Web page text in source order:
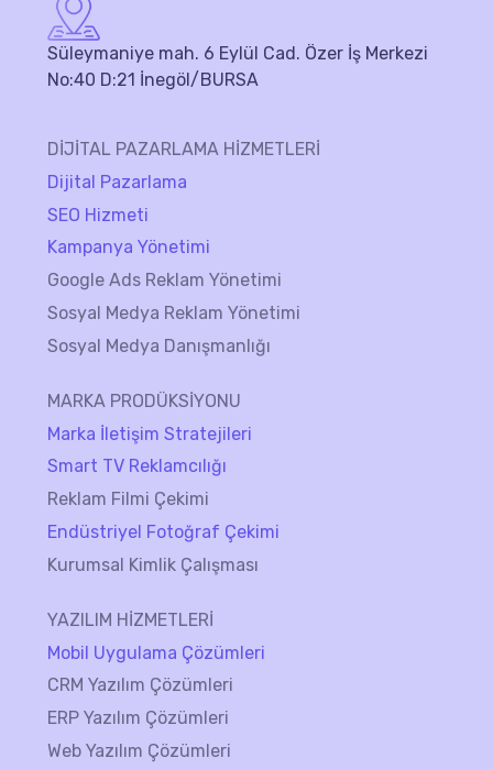
Süleymaniye mah. 6 Eylül Cad. Özer İş Merkezi
No:40 D:21 İnegöl/BURSA
DİJİTAL PAZARLAMA HİZMETLERİ
Dijital Pazarlama
SEO Hizmeti
Kampanya Yönetimi
Google Ads Reklam Yönetimi
Sosyal Medya Reklam Yönetimi
Sosyal Medya Danışmanlığı
MARKA PRODÜKSİYONU
Marka İletişim Stratejileri
Smart TV Reklamcılığı
Reklam Filmi Çekimi
Endüstriyel Fotoğraf Çekimi
Kurumsal Kimlik Çalışması
YAZILIM HİZMETLERİ
Mobil Uygulama Çözümleri
CRM Yazılım Çözümleri
ERP Yazılım Çözümleri
Web Yazılım Çözümleri